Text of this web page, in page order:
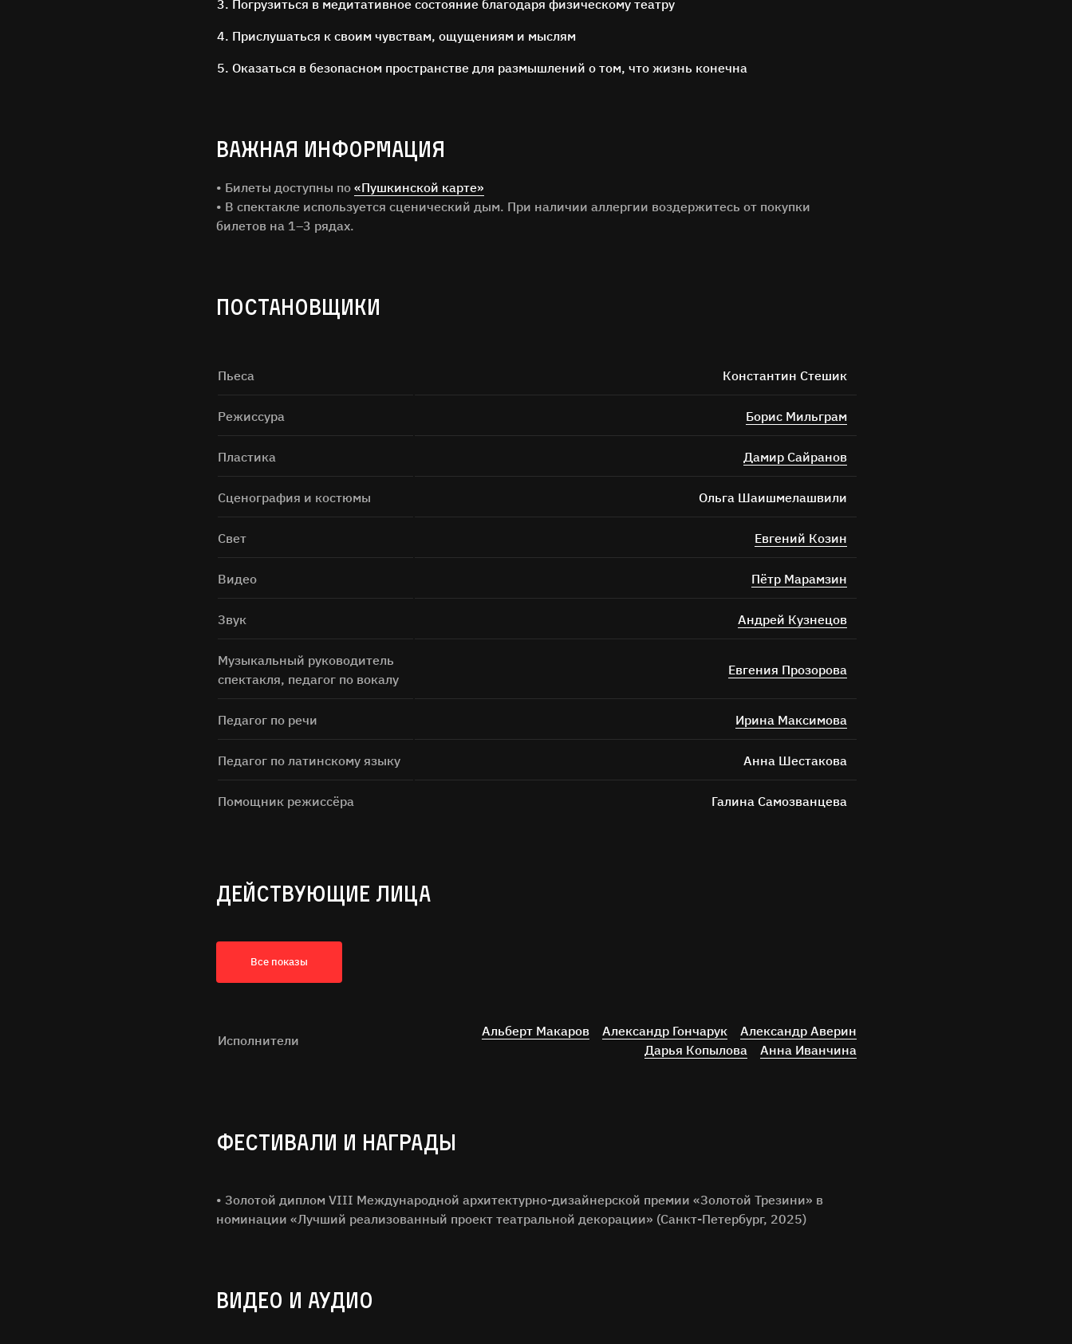
Погрузиться в медитативное состояние благодаря физическому театру
Прислушаться к своим чувствам, ощущениям и мыслям
Оказаться в безопасном пространстве для размышлений о том, что жизнь конечна
ВАЖНАЯ ИНФОРМАЦИЯ
• Билеты доступны по «Пушкинской карте»
• В спектакле используется сценический дым. При наличии аллергии воздержитесь от покупки
билетов на 1–3 рядах.
ПОСТАНОВЩИКИ
Пьеса Константин Стешик
Режиссура Борис Мильграм
Пластика Дамир Сайранов
Сценография и костюмы Ольга Шаишмелашвили
Свет Евгений Козин
Видео Пётр Марамзин
Звук Андрей Кузнецов
Музыкальный руководитель
спектакля, педагог по вокалу
Евгения Прозорова
Педагог по речи Ирина Максимова
Педагог по латинскому языку Анна Шестакова
Помощник режиссёра Галина Самозванцева
ДЕЙСТВУЮЩИЕ ЛИЦА
Все показы
Исполнители
Альберт Макаров Александр Гончарук
Александр Аверин
Дарья Копылова
Анна Иванчина
ФЕСТИВАЛИ И НАГРАДЫ
• Золотой диплом VIII Международной архитектурно-дизайнерской премии «Золотой Трезини» в
номинации «Лучший реализованный проект театральной декорации» (Санкт-Петербург, 2025)
ВИДЕО И АУДИО
ОСТАВЬТЕ ОТЗЫВ
Имя Фамилия
Город